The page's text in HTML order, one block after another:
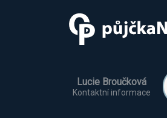
Lucie Broučková
Kontaktní informace